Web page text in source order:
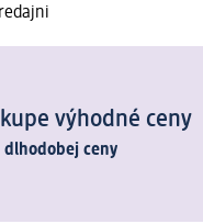
výhodné ceny
dlhodobej ceny